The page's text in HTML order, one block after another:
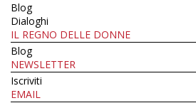
Blog
Dialoghi
IL REGNO DELLE DONNE
Blog
NEWSLETTER
Iscriviti
EMAIL